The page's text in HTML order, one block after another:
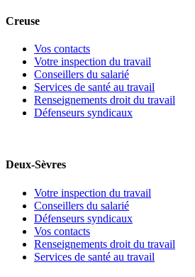
Creuse
Vos contacts
Votre inspection du travail
Conseillers du salarié
Services de santé au travail
Renseignements droit du travail
Défenseurs syndicaux
Deux-Sèvres
Votre inspection du travail
Conseillers du salarié
Défenseurs syndicaux
Vos contacts
Renseignements droit du travail
Services de santé au travail